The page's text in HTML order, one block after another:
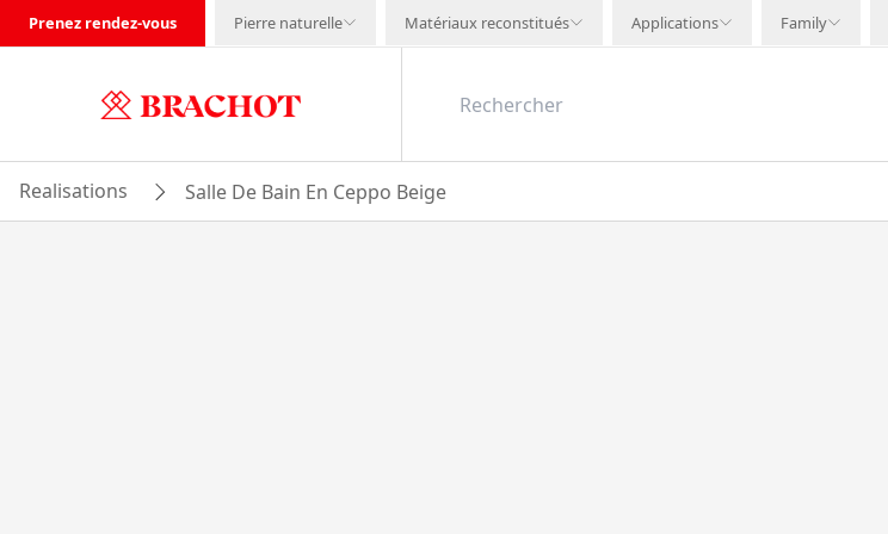
Prenez rendez-vous Pierre naturelle Matériaux reconstitués Applications Family
Realisations Salle De Bain En Ceppo Beige